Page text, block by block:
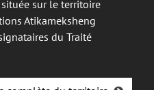
sur le territoire
Atikameksheng
du Traité